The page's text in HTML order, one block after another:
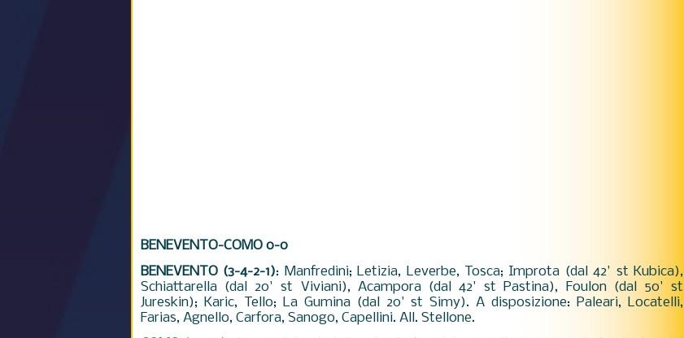
BENEVENTO-COMO 0-0
BENEVENTO (3-4-2-1): Manfredini; Letizia, Leverbe, Tosca; Improta (dal 42' st Kubica),
Schiattarella (dal 20' st Viviani), Acampora (dal 42' st Pastina), Foulon (dal 50' st
Jureskin); Karic, Tello; La Gumina (dal 20' st Simy). A disposizione: Paleari, Locatelli,
Farias, Agnello, Carfora, Sanogo, Capellini. All. Stellone.